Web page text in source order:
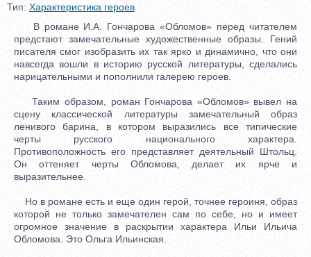
Тип: Характеристика героев
В романе И.А. Гончарова «Обломов» перед читателем
предстают замечательные художественные образы. Гений
писателя смог изобразить их так ярко и динамично, что они
навсегда вошли в историю русской литературы, сделались
нарицательными и пополнили галерею героев.
Таким образом, роман Гончарова «Обломов» вывел на
сцену классической литературы замечательный образ
ленивого барина, в котором выразились все типические
черты русского национального характера.
Противоположность его представляет деятельный Штольц.
Он оттеняет черты Обломова, делает их ярче и
выразительнее.
Но в романе есть и еще один герой, точнее героиня, образ
которой не только замечателен сам по себе, но и имеет
огромное значение в раскрытии характера Ильи Ильича
Обломова. Это Ольга Ильинская.